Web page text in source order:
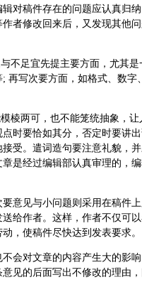
对稿件存在的问题应认真归
者修改回来后，又发现其他
不足宜先提主要方面，尤其是
写次要方面，如格式、数字
棱两可，也不能笼统抽象，让
时要恰如其分，否定时要讲
受。遣词造句要注意礼貌，
是经过编辑部认真审理的，
意见与小问题则采用在稿件
给作者。这样，作者不仅可
，使稿件尽快达到发表要求。
会对文章的内容产生大的影
见的后面写出不修改的理由